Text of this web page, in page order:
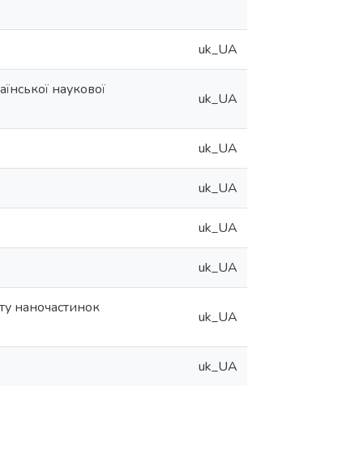
uk_UA
наукової
uk_UA
uk_UA
uk_UA
uk_UA
uk_UA
наночастинок
uk_UA
uk_UA